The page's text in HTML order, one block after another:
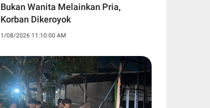
Bukan Wanita Melainkan Pria,
Korban Dikeroyok
1/08/2026 11:10:00 AM